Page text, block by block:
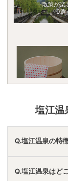
散策が楽
10選
塩江温
Q.塩江温泉の特
A. 温泉・お湯の
「静か・落ち
Q.塩江温泉はど